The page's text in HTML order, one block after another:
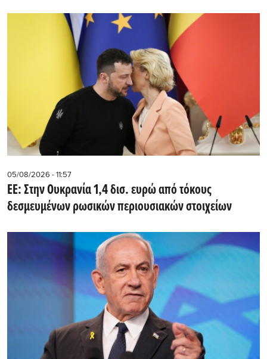
05/08/2026 - 11:57
ΕΕ: Στην Ουκρανία 1,4 δισ. ευρώ από τόκους
δεσμευμένων ρωσικών περιουσιακών στοιχείων